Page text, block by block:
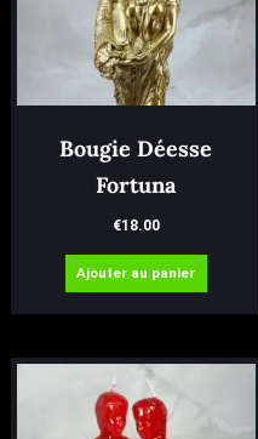
Bougie Déesse
Fortuna
€18.00
Ajouter au panier